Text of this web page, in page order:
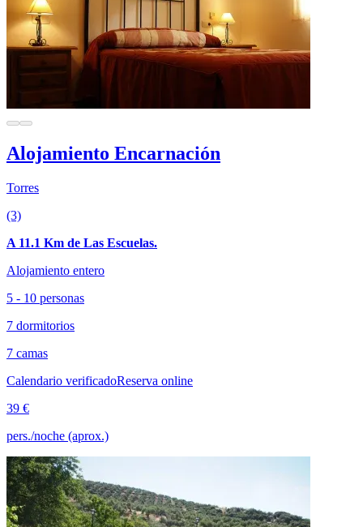
Alojamiento Encarnación
Torres
(3)
A 11.1 Km de Las Escuelas.
Alojamiento entero
5 - 10 personas
7 dormitorios
7 camas
Calendario verificadoReserva online
39 €
pers./noche (aprox.)